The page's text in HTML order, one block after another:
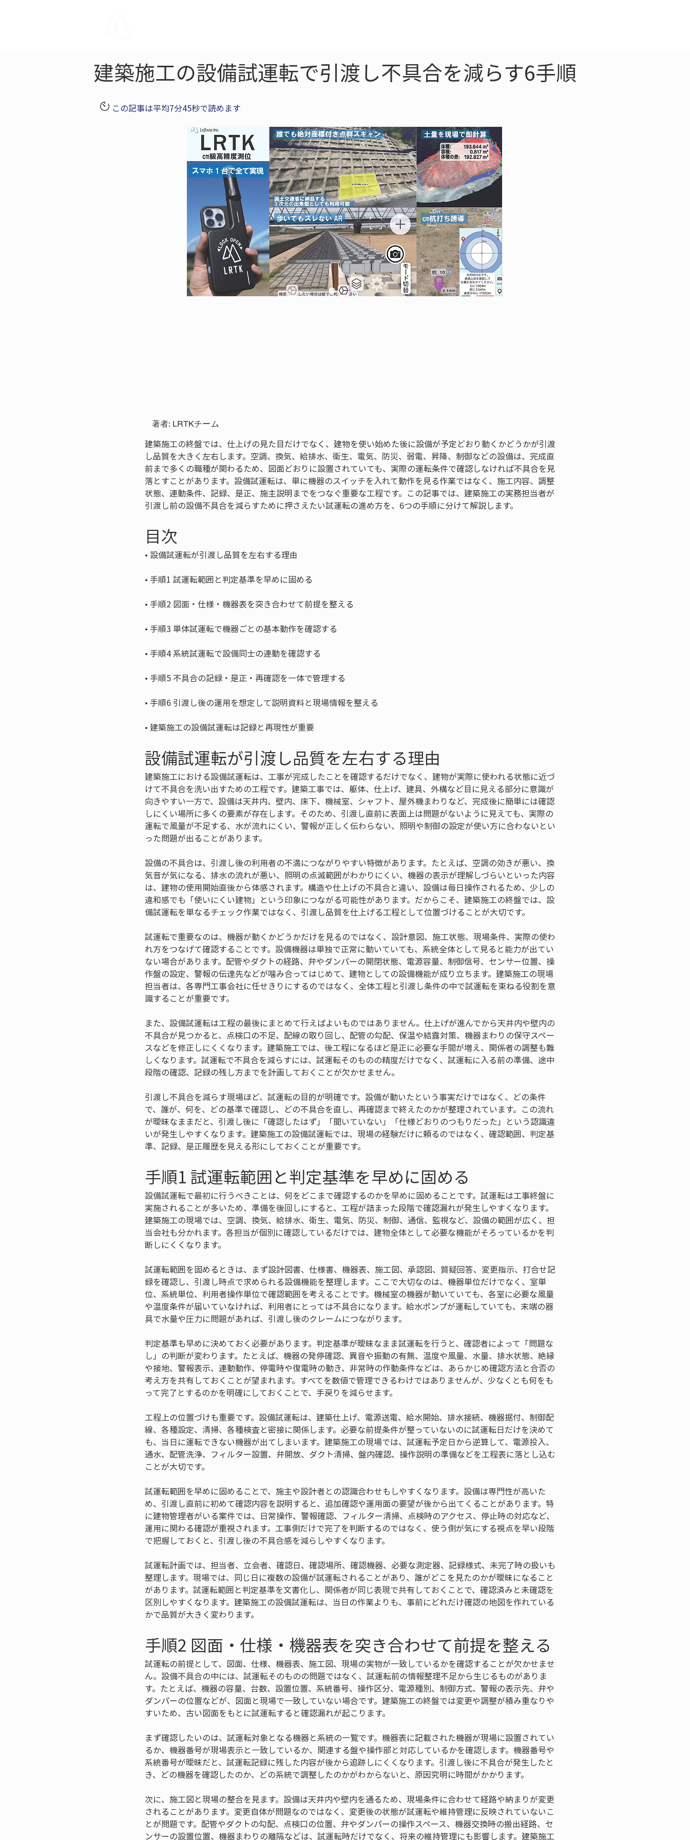
建築施工の設備試運転で引渡し不具合を減らす6手順
この記事は平均7分45秒で読めます
著者: LRTKチーム
建築施工の終盤では、仕上げの見た目だけでなく、建物を使い始めた後に設備が予定どおり動くかどうかが引渡
し品質を大きく左右します。空調、換気、給排水、衛生、電気、防災、弱電、昇降、制御などの設備は、完成直
前まで多くの職種が関わるため、図面どおりに設置されていても、実際の運転条件で確認しなければ不具合を見
落とすことがあります。設備試運転は、単に機器のスイッチを入れて動作を見る作業ではなく、施工内容、調整
状態、連動条件、記録、是正、施主説明までをつなぐ重要な工程です。この記事では、建築施工の実務担当者が
引渡し前の設備不具合を減らすために押さえたい試運転の進め方を、6つの手順に分けて解説します。
目次
•
•
•
•
•
•
•
• 建築施工の設備試運転は記録と再現性が重要
設備試運転が引渡し品質を左右する理由
建築施工における設備試運転は、工事が完成したことを確認するだけでなく、建物が実際に使われる状態に近づ
けて不具合を洗い出すための工程です。建築工事では、躯体、仕上げ、建具、外構など目に見える部分に意識が
向きやすい一方で、設備は天井内、壁内、床下、機械室、シャフト、屋外機まわりなど、完成後に簡単には確認
しにくい場所に多くの要素が存在します。そのため、引渡し直前に表面上は問題がないように見えても、実際の
運転で風量が不足する、水が流れにくい、警報が正しく伝わらない、照明や制御の設定が使い方に合わないとい
った問題が出ることがあります。
設備の不具合は、引渡し後の利用者の不満につながりやすい特徴があります。たとえば、空調の効きが悪い、換
気音が気になる、排水の流れが悪い、照明の点滅範囲がわかりにくい、機器の表示が理解しづらいといった内容
は、建物の使用開始直後から体感されます。構造や仕上げの不具合と違い、設備は毎日操作されるため、少しの
違和感でも「使いにくい建物」という印象につながる可能性があります。だからこそ、建築施工の終盤では、設
備試運転を単なるチェック作業ではなく、引渡し品質を仕上げる工程として位置づけることが大切です。
試運転で重要なのは、機器が動くかどうかだけを見るのではなく、設計意図、施工状態、現場条件、実際の使わ
れ方をつなげて確認することです。設備機器は単独で正常に動いていても、系統全体として見ると能力が出てい
ない場合があります。配管やダクトの経路、弁やダンパーの開閉状態、電源容量、制御信号、センサー位置、操
作盤の設定、警報の伝達先などが噛み合ってはじめて、建物としての設備機能が成り立ちます。建築施工の現場
担当者は、各専門工事会社に任せきりにするのではなく、全体工程と引渡し条件の中で試運転を束ねる役割を意
識することが重要です。
また、設備試運転は工程の最後にまとめて行えばよいものではありません。仕上げが進んでから天井内や壁内の
不具合が見つかると、点検口の不足、配線の取り回し、配管の勾配、保温や結露対策、機器まわりの保守スペー
スなどを修正しにくくなります。建築施工では、後工程になるほど是正に必要な手間が増え、関係者の調整も難
しくなります。試運転で不具合を減らすには、試運転そのものの精度だけでなく、試運転に入る前の準備、途中
段階の確認、記録の残し方までを計画しておくことが欠かせません。
引渡し不具合を減らす現場ほど、試運転の目的が明確です。設備が動いたという事実だけではなく、どの条件
で、誰が、何を、どの基準で確認し、どの不具合を直し、再確認まで終えたのかが整理されています。この流れ
が曖昧なままだと、引渡し後に「確認したはず」「聞いていない」「仕様どおりのつもりだった」という認識違
いが発生しやすくなります。建築施工の設備試運転では、現場の経験だけに頼るのではなく、確認範囲、判定基
準、記録、是正履歴を見える形にしておくことが重要です。
手順1 試運転範囲と判定基準を早めに固める
設備試運転で最初に行うべきことは、何をどこまで確認するのかを早めに固めることです。試運転は工事終盤に
実施されることが多いため、準備を後回しにすると、工程が詰まった段階で確認漏れが発生しやすくなります。
建築施工の現場では、空調、換気、給排水、衛生、電気、防災、制御、通信、監視など、設備の範囲が広く、担
当会社も分かれます。各担当が個別に確認しているだけでは、建物全体として必要な機能がそろっているかを判
断しにくくなります。
試運転範囲を固めるときは、まず設計図書、仕様書、機器表、施工図、承認図、質疑回答、変更指示、打合せ記
録を確認し、引渡し時点で求められる設備機能を整理します。ここで大切なのは、機器単位だけでなく、室単
位、系統単位、利用者操作単位で確認範囲を考えることです。機械室の機器が動いていても、各室に必要な風量
や温度条件が届いていなければ、利用者にとっては不具合になります。給水ポンプが運転していても、末端の器
具で水量や圧力に問題があれば、引渡し後のクレームにつながります。
判定基準も早めに決めておく必要があります。判定基準が曖昧なまま試運転を行うと、確認者によって「問題な
し」の判断が変わります。たとえば、機器の発停確認、異音や振動の有無、温度や風量、水量、排水状態、絶縁
や接地、警報表示、連動動作、停電時や復電時の動き、非常時の作動条件などは、あらかじめ確認方法と合否の
考え方を共有しておくことが望まれます。すべてを数値で管理できるわけではありませんが、少なくとも何をも
って完了とするのかを明確にしておくことで、手戻りを減らせます。
工程上の位置づけも重要です。設備試運転は、建築仕上げ、電源送電、給水開始、排水接続、機器据付、制御配
線、各種設定、清掃、各種検査と密接に関係します。必要な前提条件が整っていないのに試運転日だけを決めて
も、当日に運転できない機器が出てしまいます。建築施工の現場では、試運転予定日から逆算して、電源投入、
通水、配管洗浄、フィルター設置、弁開放、ダクト清掃、盤内確認、操作説明の準備などを工程表に落とし込む
ことが大切です。
試運転範囲を早めに固めることで、施主や設計者との認識合わせもしやすくなります。設備は専門性が高いた
め、引渡し直前に初めて確認内容を説明すると、追加確認や運用面の要望が後から出てくることがあります。特
に建物管理者がいる案件では、日常操作、警報確認、フィルター清掃、点検時のアクセス、停止時の対応など、
運用に関わる確認が重視されます。工事側だけで完了を判断するのではなく、使う側が気にする視点を早い段階
で把握しておくと、引渡し後の不具合感を減らしやすくなります。
試運転計画では、担当者、立会者、確認日、確認場所、確認機器、必要な測定器、記録様式、未完了時の扱いも
整理します。現場では、同じ日に複数の設備が試運転されることがあり、誰がどこを見たのかが曖昧になること
があります。試運転範囲と判定基準を文書化し、関係者が同じ表現で共有しておくことで、確認済みと未確認を
区別しやすくなります。建築施工の設備試運転は、当日の作業よりも、事前にどれだけ確認の地図を作れている
かで品質が大きく変わります。
手順2 図面・仕様・機器表を突き合わせて前提を整える
試運転の前提として、図面、仕様、機器表、施工図、現場の実物が一致しているかを確認することが欠かせませ
ん。設備不具合の中には、試運転そのものの問題ではなく、試運転前の情報整理不足から生じるものがありま
す。たとえば、機器の容量、台数、設置位置、系統番号、操作区分、電源種別、制御方式、警報の表示先、弁や
ダンパーの位置などが、図面と現場で一致していない場合です。建築施工の終盤では変更や調整が積み重なりや
すいため、古い図面をもとに試運転すると確認漏れが起こります。
まず確認したいのは、試運転対象となる機器と系統の一覧です。機器表に記載された機器が現場に設置されてい
るか、機器番号が現場表示と一致しているか、関連する盤や操作部と対応しているかを確認します。機器番号や
系統番号が曖昧だと、試運転記録に残した内容が後から追跡しにくくなります。引渡し後に不具合が発生したと
き、どの機器を確認したのか、どの系統で調整したのかがわからないと、原因究明に時間がかかります。
次に、施工図と現場の整合を見ます。設備は天井内や壁内を通るため、現場条件に合わせて経路や納まりが変更
されることがあります。変更自体が問題なのではなく、変更後の状態が試運転や維持管理に反映されていないこ
とが問題です。配管やダクトの勾配、点検口の位置、弁やダンパーの操作スペース、機器交換時の搬出経路、セ
ンサーの設置位置、機器まわりの離隔などは、試運転時だけでなく、将来の維持管理にも影響します。建築施工